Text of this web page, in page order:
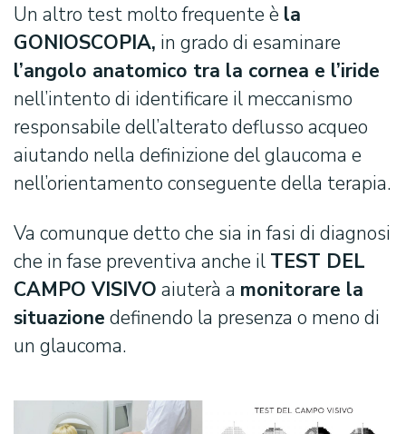
Un altro test molto frequente è la
GONIOSCOPIA, in grado di esaminare
l’angolo anatomico tra la cornea e l’iride
nell’intento di identificare il meccanismo
responsabile dell’alterato deflusso acqueo
aiutando nella definizione del glaucoma e
nell’orientamento conseguente della terapia.
Va comunque detto che sia in fasi di diagnosi
che in fase preventiva anche il TEST DEL
CAMPO VISIVO aiuterà a monitorare la
situazione definendo la presenza o meno di
un glaucoma.